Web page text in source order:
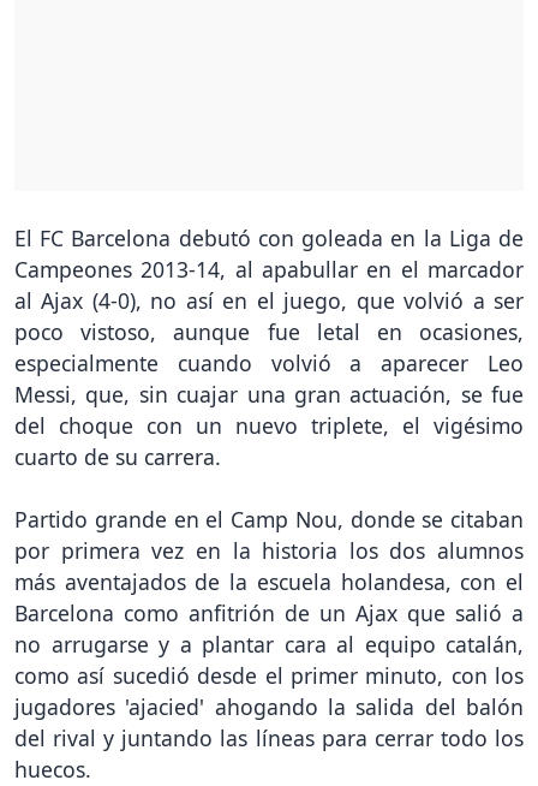
El FC Barcelona debutó con goleada en la Liga de
Campeones 2013-14, al apabullar en el marcador
al Ajax (4-0), no así en el juego, que volvió a ser
poco vistoso, aunque fue letal en ocasiones,
especialmente cuando volvió a aparecer Leo
Messi, que, sin cuajar una gran actuación, se fue
del choque con un nuevo triplete, el vigésimo
cuarto de su carrera.
Partido grande en el Camp Nou, donde se citaban
por primera vez en la historia los dos alumnos
más aventajados de la escuela holandesa, con el
Barcelona como anfitrión de un Ajax que salió a
no arrugarse y a plantar cara al equipo catalán,
como así sucedió desde el primer minuto, con los
jugadores 'ajacied' ahogando la salida del balón
del rival y juntando las líneas para cerrar todo los
huecos.